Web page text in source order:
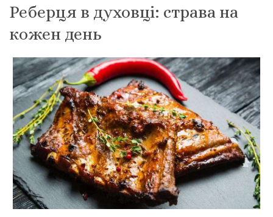
Реберця в духовці: страва на
кожен день